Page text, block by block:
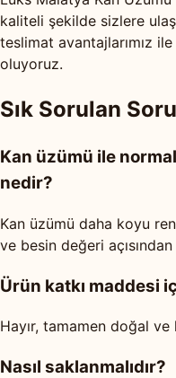
kaliteli şekilde sizlere
teslimat avantajlarımız
oluyoruz.
Sık Sorulan
Kan üzümü ile
nedir?
Kan üzümü daha koyu
ve besin değeri
Ürün katkı maddesi
Hayır, tamamen doğal ve
Nasıl saklanmalıdır?